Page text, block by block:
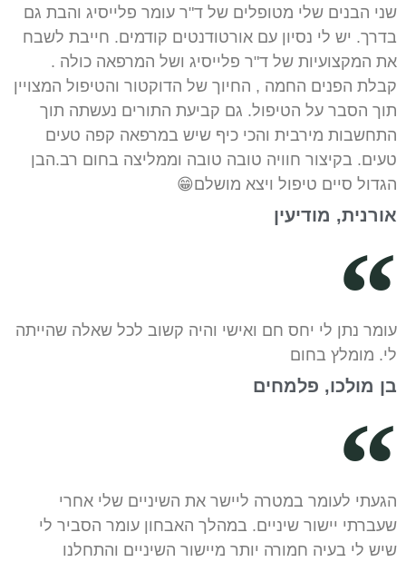
שני הבנים שלי מטופלים של ד"ר עומר פלייסיג והבת גם
בדרך. יש לי נסיון עם אורטודנטים קודמים. חייבת לשבח
את המקצועיות של ד"ר פלייסיג ושל המרפאה כולה .
קבלת הפנים החמה , החיוך של הדוקטור והטיפול המצויין
תוך הסבר על הטיפול. גם קביעת התורים נעשתה תוך
התחשבות מירבית והכי כיף שיש במרפאה קפה טעים
טעים. בקיצור חוויה טובה טובה וממליצה בחום רב.הבן
הגדול סיים טיפול ויצא מושלם😁
אורנית, מודיעין
עומר נתן לי יחס חם ואישי והיה קשוב לכל שאלה שהייתה
לי. מומלץ בחום
בן מולכו, פלמחים
הגעתי לעומר במטרה ליישר את השיניים שלי אחרי
שעברתי יישור שיניים. במהלך האבחון עומר הסביר לי
שיש לי בעיה חמורה יותר מיישור השיניים והתחלנו